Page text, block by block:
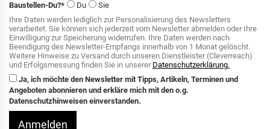
Baustellen-Du?*
Du
Sie
Ihre Daten werden lediglich zur Personalisierung des Newsletters
verarbeitet. Sie können sich jederzeit vom Newsletter abmelden oder Ihre
Einwilligung zur Speicherung widerrufen. Ihre Daten werden nach
Beendigung des Newsletter-Empfangs innerhalb von 1 Monat gelöscht.
Weitere Hinweise zu Versand durch unseren Dienstleister (Cleverreach)
und Erfolgsmessung finden Sie in unserer Datenschutzerklärung.
Ja, ich möchte den Newsletter mit Tipps, Artikeln, Terminen und
Angeboten abonnieren und erkläre mich mit den o.g.
Datenschutzhinweisen einverstanden.
Anmelden